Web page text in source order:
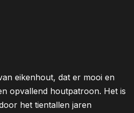
eikenhout, dat er mooi en
opvallend houtpatroon. Het is
het tientallen jaren